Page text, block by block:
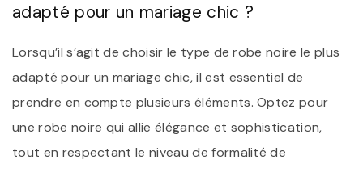
adapté pour un mariage chic ?
Lorsqu’il s’agit de choisir le type de robe noire le plus
adapté pour un mariage chic, il est essentiel de
prendre en compte plusieurs éléments. Optez pour
une robe noire qui allie élégance et sophistication,
tout en respectant le niveau de formalité de